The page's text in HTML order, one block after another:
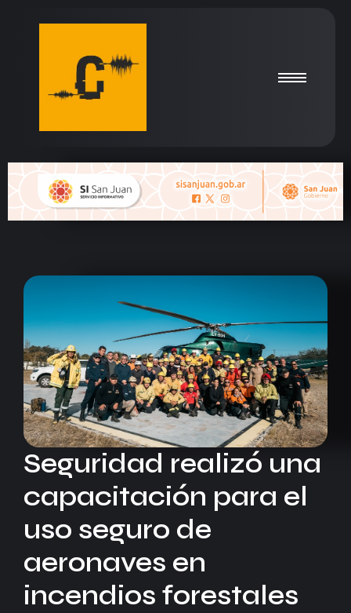
Seguridad realizó una
capacitación para el
uso seguro de
aeronaves en
incendios forestales